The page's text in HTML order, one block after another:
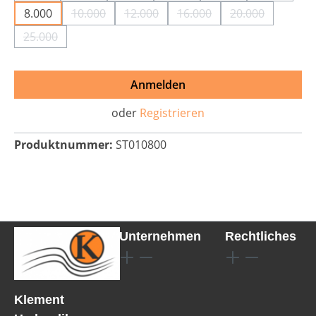
8.000 10.000(Diese Option ist zurzeit nicht verfügbar.)
12.000(Diese Option ist zurzeit nicht
16.000(Diese Option ist zurzeit
20.000
(Diese
25.000(Diese Option ist zurzeit nicht verfügbar.)
Anmelden
oder Registrieren
Produktnummer: ST010800
Klement
Unternehmen Rechtliches